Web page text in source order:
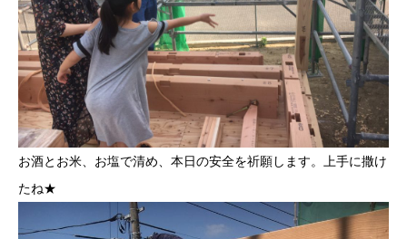
お酒とお米、お塩で清め、本日の安全を祈願します。上手に撒け
たね★